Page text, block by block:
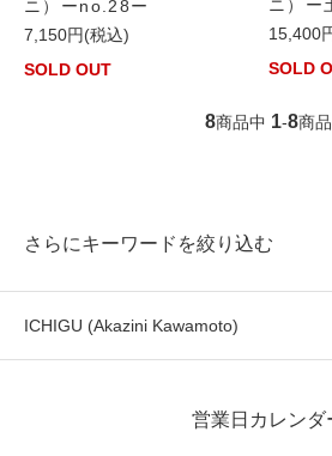
ニ）ーno.28ー
7,150円(税込)
SOLD OUT
ニ）ー
15,400
SOLD
8商品中 1-8商品
さらにキーワードを絞り込む
ICHIGU (Akazini Kawamoto)
営業日カレンダ